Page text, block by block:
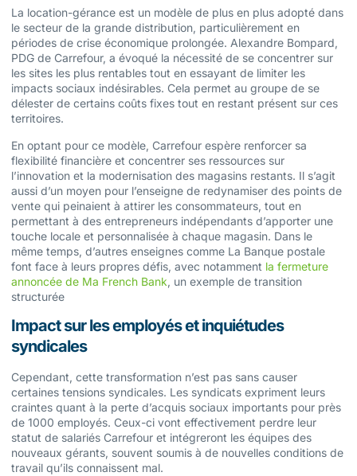
La location-gérance est un modèle de plus en plus adopté dans
le secteur de la grande distribution, particulièrement en
périodes de crise économique prolongée. Alexandre Bompard,
PDG de Carrefour, a évoqué la nécessité de se concentrer sur
les sites les plus rentables tout en essayant de limiter les
impacts sociaux indésirables. Cela permet au groupe de se
délester de certains coûts fixes tout en restant présent sur ces
territoires.
En optant pour ce modèle, Carrefour espère renforcer sa
flexibilité financière et concentrer ses ressources sur
l’innovation et la modernisation des magasins restants. Il s’agit
aussi d’un moyen pour l’enseigne de redynamiser des points de
vente qui peinaient à attirer les consommateurs, tout en
permettant à des entrepreneurs indépendants d’apporter une
touche locale et personnalisée à chaque magasin. Dans le
même temps, d’autres enseignes comme La Banque postale
font face à leurs propres défis, avec notamment la fermeture
annoncée de Ma French Bank, un exemple de transition
structurée
Impact sur les employés et inquiétudes
syndicales
Cependant, cette transformation n’est pas sans causer
certaines tensions syndicales. Les syndicats expriment leurs
craintes quant à la perte d’acquis sociaux importants pour près
de 1000 employés. Ceux-ci vont effectivement perdre leur
statut de salariés Carrefour et intégreront les équipes des
nouveaux gérants, souvent soumis à de nouvelles conditions de
travail qu’ils connaissent mal.